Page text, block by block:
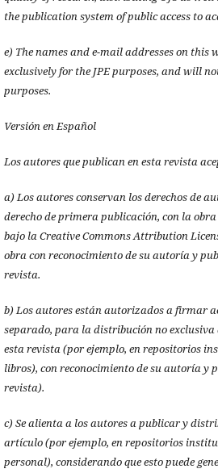
the publication system of public access to
e) The names and e-mail addresses on this
exclusively for the JPE purposes, and will
purposes.
Versión en Español
Los autores que publican en esta revista
a) Los autores conservan los derechos de
derecho de primera publicación, con la
bajo la Creative Commons Attribution
obra con reconocimiento de su autoría y
revista.
b) Los autores están autorizados a firmar
separado, para la distribución no
esta revista (por ejemplo, en repositorios
libros), con reconocimiento de su autoría y
revista).
c) Se alienta a los autores a publicar y
artículo (por ejemplo, en repositorios
personal), considerando que esto puede